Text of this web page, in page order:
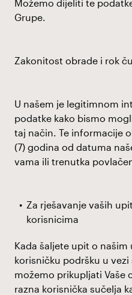
Možemo dijeliti te
Grupe.
Zakonitost obrade i rok
U našem je legitimnom
podatke kako bismo
taj način. Te informacije
(7) godina od datuma
vama ili trenutka
Za rješavanje vaših
korisnicima
Kada šaljete upit o
korisničku podršku u
možemo prikupljati Vaše
razna korisnička sučelja